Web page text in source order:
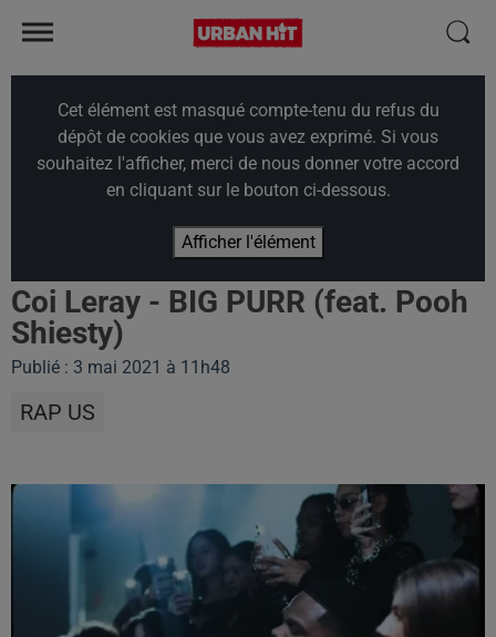
Cet élément est masqué compte-tenu du refus du
dépôt de cookies que vous avez exprimé. Si vous
souhaitez l'afficher, merci de nous donner votre accord
en cliquant sur le bouton ci-dessous.
Afficher l'élément
Coi Leray - BIG PURR (feat. Pooh
Shiesty)
Publié : 3 mai 2021 à 11h48
RAP US